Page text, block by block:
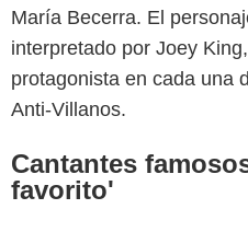
María Becerra. El
interpretado por Joey
protagonista en cada una
Anti-Villanos.
Cantantes
favorito'